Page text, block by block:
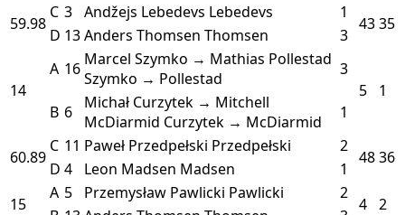
59.98
C 3 Andžejs Lebedevs Lebedevs 1
4335
D 13Anders Thomsen Thomsen 3
14
A 16 Marcel Szymko → Mathias Pollestad
Szymko → Pollestad
3
5
1
B 6
Michał Curzytek → Mitchell
McDiarmid Curzytek → McDiarmid 1
60.89
C 11 Paweł Przedpełski Przedpełski 2
4836
D 4 Leon Madsen Madsen
1
15
A 5 Przemysław Pawlicki Pawlicki 2
4 2